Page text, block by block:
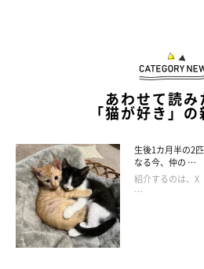
あわせて読み
「猫が好き」
生後1カ月半の2
なる今、仲の …
紹介するのは、
…